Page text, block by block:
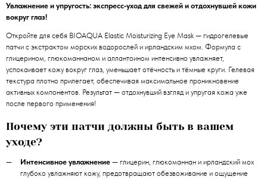
Увлажнение и упругость: экспресс‑уход для свежей и отдохнувшей кожи
вокруг глаз!
Откройте для себя BIOAQUA Elastic Moisturizing Eye Mask — гидрогелевые
патчи с экстрактом морских водорослей и ирландским мхом. Формула с
глицерином, глюкоманнаном и аллантоином интенсивно увлажняет,
успокаивает кожу вокруг глаз, уменьшает отёчность и тёмные круги. Гелевая
текстура плотно прилегает, обеспечивая максимальное проникновение
активных компонентов. Результат — отдохнувший взгляд и упругая кожа уже
после первого применения!
Почему эти патчи должны быть в вашем
уходе?
Интенсивное увлажнение — глицерин, глюкоманнан и ирландский мох
глубоко увлажняют кожу, предотвращают обезвоживание и ощущение